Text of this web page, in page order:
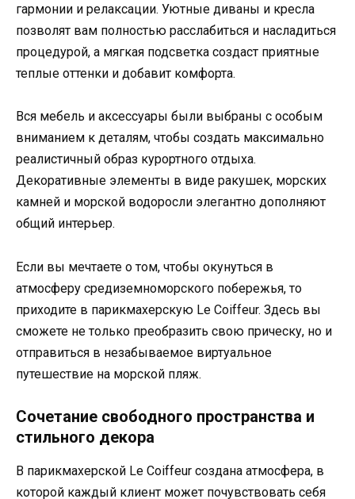
гармонии и релаксации. Уютные диваны и кресла
позволят вам полностью расслабиться и насладиться
процедурой, а мягкая подсветка создаст приятные
теплые оттенки и добавит комфорта.
Вся мебель и аксессуары были выбраны с особым
вниманием к деталям, чтобы создать максимально
реалистичный образ курортного отдыха.
Декоративные элементы в виде ракушек, морских
камней и морской водоросли элегантно дополняют
общий интерьер.
Если вы мечтаете о том, чтобы окунуться в
атмосферу средиземноморского побережья, то
приходите в парикмахерскую Le Coiffeur. Здесь вы
сможете не только преобразить свою прическу, но и
отправиться в незабываемое виртуальное
путешествие на морской пляж.
Сочетание свободного пространства и
стильного декора
В парикмахерской Le Coiffeur создана атмосфера, в
которой каждый клиент может почувствовать себя